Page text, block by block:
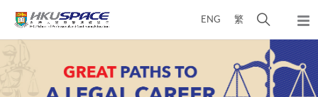
ENG 繁
开
搜
寻
介
弹
出
主
菜
单